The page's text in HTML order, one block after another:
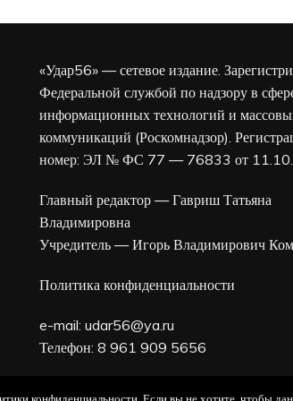
«Удар56» — сетевое издание.
Федеральной службой по надзору в
информационных технологий и
коммуникаций (Роскомнадзор).
номер: ЭЛ № ФС 77 — 76833 от
Главный редактор — Гавриш Татьяна
Владимировна
Учредитель — Игорь Владимирович
Политика конфиденциальности
e-mail: udar56@ya.ru
Телефон: 8 961 909 5656